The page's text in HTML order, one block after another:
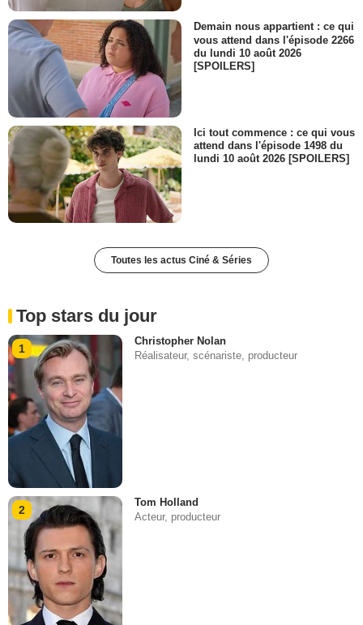
Demain nous appartient : ce qui
vous attend dans l'épisode 2266
du lundi 10 août 2026
[SPOILERS]
Ici tout commence : ce qui vous
attend dans l'épisode 1498 du
lundi 10 août 2026 [SPOILERS]
Toutes les actus Ciné & Séries
Top stars du jour
1
Christopher Nolan
Réalisateur, scénariste, producteur
2
Tom Holland
Acteur, producteur